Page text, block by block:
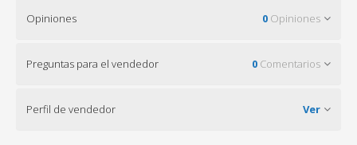
Opiniones 0 Opiniones
Preguntas para el vendedor 0 Comentarios
Perfil de vendedor Ver